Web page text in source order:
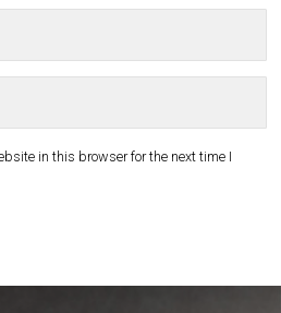
in this browser for the next time I